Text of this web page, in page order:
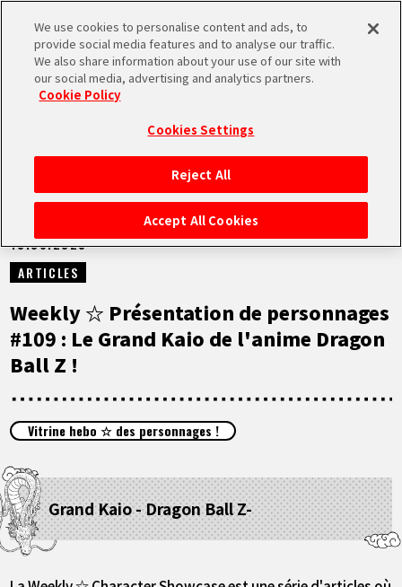
MEN
ACCUEIL
NEWS
À NE PAS MANQUER
VIDÉOS
ARTICLES
LANGUAGE
JP
EN FR DE ES
NEWS
13.06.2023
ARTICLES
Weekly ☆ Présentation de personnages
#109 : Le Grand Kaio de l'anime Dragon
Ball Z !
Vitrine hebo ☆ des personnages !
Grand Kaio - Dragon Ball Z-
We use cookies to personalise content and ads, to
provide social media features and to analyse our traffic.
We also share information about your use of our site with
our social media, advertising and analytics partners.
Cookie Policy
Cookies Settings
Reject All
Accept All Cookies